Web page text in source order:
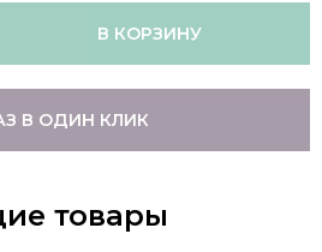
В КОРЗИНУ
В ОДИН КЛИК
товары